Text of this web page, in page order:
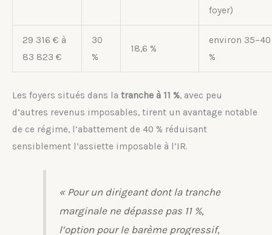
foyer)
29 316 € à
83 823 €
30
%
18,6 %
environ 35–40
%
Les foyers situés dans la tranche à 11 %, avec peu
d’autres revenus imposables, tirent un avantage notable
de ce régime, l’abattement de 40 % réduisant
sensiblement l’assiette imposable à l’IR.
« Pour un dirigeant dont la tranche
marginale ne dépasse pas 11 %,
l’option pour le barème progressif,